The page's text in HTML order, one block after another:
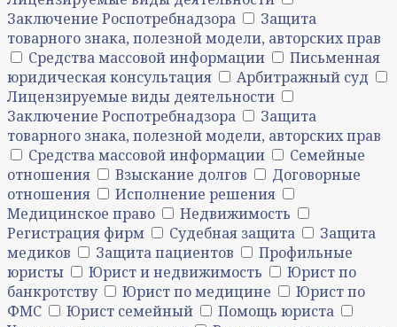
Заключение Роспотребнадзора
Защита
товарного знака, полезной модели, авторских прав
Средства массовой информации
Письменная
юридическая консультация
Арбитражный суд
Лицензируемые виды деятельности
Заключение Роспотребнадзора
Защита
товарного знака, полезной модели, авторских прав
Средства массовой информации
Семейные
отношения
Взыскание долгов
Договорные
отношения
Исполнение решения
Медицинское право
Недвижимость
Регистрация фирм
Судебная защита
Защита
медиков
Защита пациентов
Профильные
юристы
Юрист и недвижимость
Юрист по
банкротству
Юрист по медицине
Юрист по
ФМС
Юрист семейный
Помощь юриста